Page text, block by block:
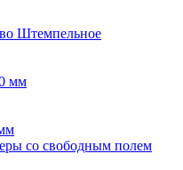
Штемпельное
мм
со свободным полем